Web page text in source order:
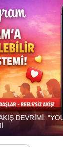
DEVRİMİ: